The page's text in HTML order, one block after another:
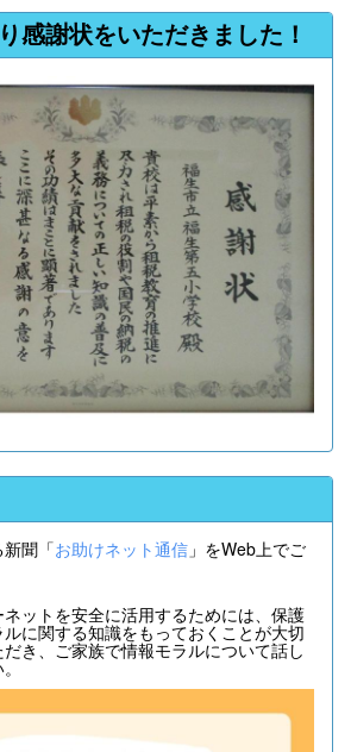
感謝状をいただきました！
聞「お助けネット通信 」をWeb上でご
ットを安全に活用するためには、保護
に関する知識をもっておくことが大切
き、ご家族で情報モラルについて話し